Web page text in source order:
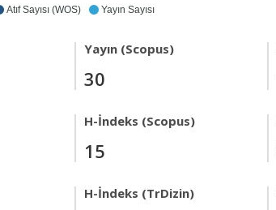
Atıf Sayısı (WOS) Yayın Sayısı
Yayın (Scopus)
30
H-İndeks (Scopus)
15
H-İndeks (TrDizin)